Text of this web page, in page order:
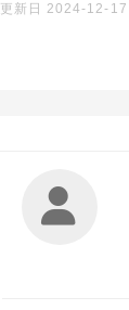
更新日 2024-12-17